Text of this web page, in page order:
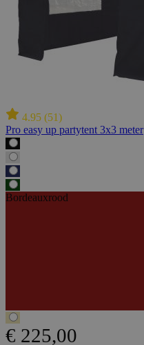
4.95 (51)
Pro easy up partytent 3x3 meter
Bordeauxrood
€ 225,00